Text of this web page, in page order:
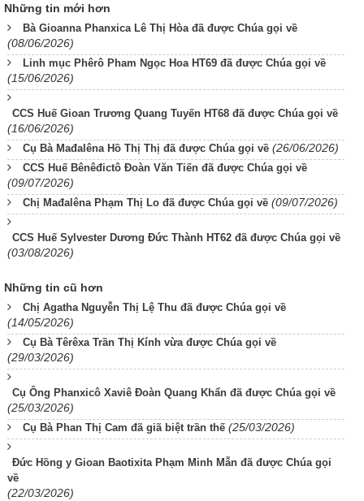
Những tin mới hơn
Bà Gioanna Phanxica Lê Thị Hòa đã được Chúa gọi về
(08/06/2026)
Linh mục Phêrô Pham Ngọc Hoa HT69 đã được Chúa gọi về
(15/06/2026)
CCS Huế Gioan Trương Quang Tuyến HT68 đã được Chúa gọi về
(16/06/2026)
Cụ Bà Mađalêna Hồ Thị Thị đã được Chúa gọi về (26/06/2026)
CCS Huế Bênêđictô Đoàn Văn Tiến đã được Chúa gọi về
(09/07/2026)
Chị Mađalêna Phạm Thị Lo đã được Chúa gọi về (09/07/2026)
CCS Huế Sylvester Dương Đức Thành HT62 đã được Chúa gọi về
(03/08/2026)
Những tin cũ hơn
Chị Agatha Nguyễn Thị Lệ Thu đã được Chúa gọi về
(14/05/2026)
Cụ Bà Têrêxa Trần Thị Kính vừa được Chúa gọi về
(29/03/2026)
Cụ Ông Phanxicô Xaviê Đoàn Quang Khẩn đã được Chúa gọi về
(25/03/2026)
Cụ Bà Phan Thị Cam đã giã biệt trần thế (25/03/2026)
Đức Hồng y Gioan Baotixita Phạm Minh Mẫn đã được Chúa gọi
về
(22/03/2026)